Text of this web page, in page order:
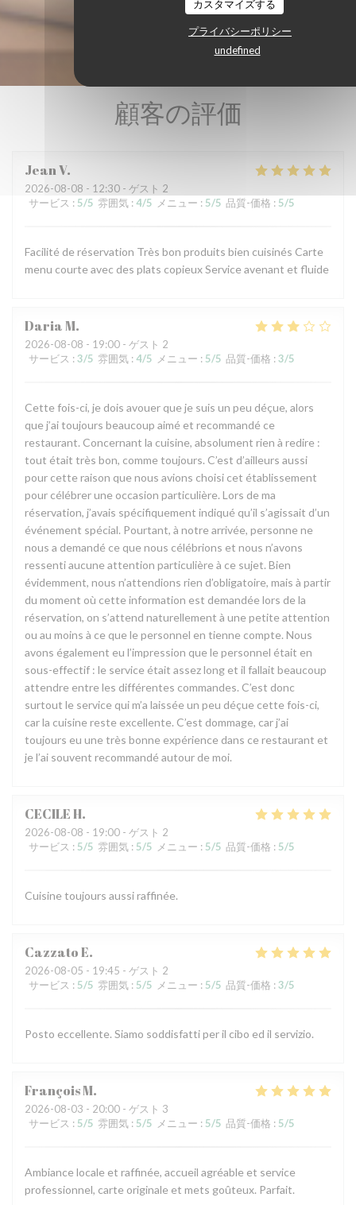
カスタマイズする
プライバシーポリシー
undefined
顧客の評価
JeanV
2026-08-08 - 12:30 - ゲスト 2
サービス : 5/5 雰囲気 : 4/5 メニュー : 5/5 品質-価格 : 5/5
Facilité de réservation Très bon produits bien cuisinés Carte
menu courte avec des plats copieux Service avenant et fluide
DariaM
2026-08-08 - 19:00 - ゲスト 2
サービス : 3/5 雰囲気 : 4/5 メニュー : 5/5 品質-価格 : 3/5
Cette fois-ci, je dois avouer que je suis un peu déçue, alors
que j’ai toujours beaucoup aimé et recommandé ce
restaurant. Concernant la cuisine, absolument rien à redire :
tout était très bon, comme toujours. C’est d’ailleurs aussi
pour cette raison que nous avions choisi cet établissement
pour célébrer une occasion particulière. Lors de ma
réservation, j’avais spécifiquement indiqué qu’il s’agissait d’un
événement spécial. Pourtant, à notre arrivée, personne ne
nous a demandé ce que nous célébrions et nous n’avons
ressenti aucune attention particulière à ce sujet. Bien
évidemment, nous n’attendions rien d’obligatoire, mais à partir
du moment où cette information est demandée lors de la
réservation, on s’attend naturellement à une petite attention
ou au moins à ce que le personnel en tienne compte. Nous
avons également eu l’impression que le personnel était en
sous-effectif : le service était assez long et il fallait beaucoup
attendre entre les différentes commandes. C’est donc
surtout le service qui m’a laissée un peu déçue cette fois-ci,
car la cuisine reste excellente. C’est dommage, car j’ai
toujours eu une très bonne expérience dans ce restaurant et
je l’ai souvent recommandé autour de moi.
CECILEH
2026-08-08 - 19:00 - ゲスト 2
サービス : 5/5 雰囲気 : 5/5 メニュー : 5/5 品質-価格 : 5/5
Cuisine toujours aussi raffinée.
CazzatoE
2026-08-05 - 19:45 - ゲスト 2
サービス : 5/5 雰囲気 : 5/5 メニュー : 5/5 品質-価格 : 3/5
Posto eccellente. Siamo soddisfatti per il cibo ed il servizio.
FrançoisM
2026-08-03 - 20:00 - ゲスト 3
サービス : 5/5 雰囲気 : 5/5 メニュー : 5/5 品質-価格 : 5/5
Ambiance locale et raffinée, accueil agréable et service
professionnel, carte originale et mets goûteux. Parfait.